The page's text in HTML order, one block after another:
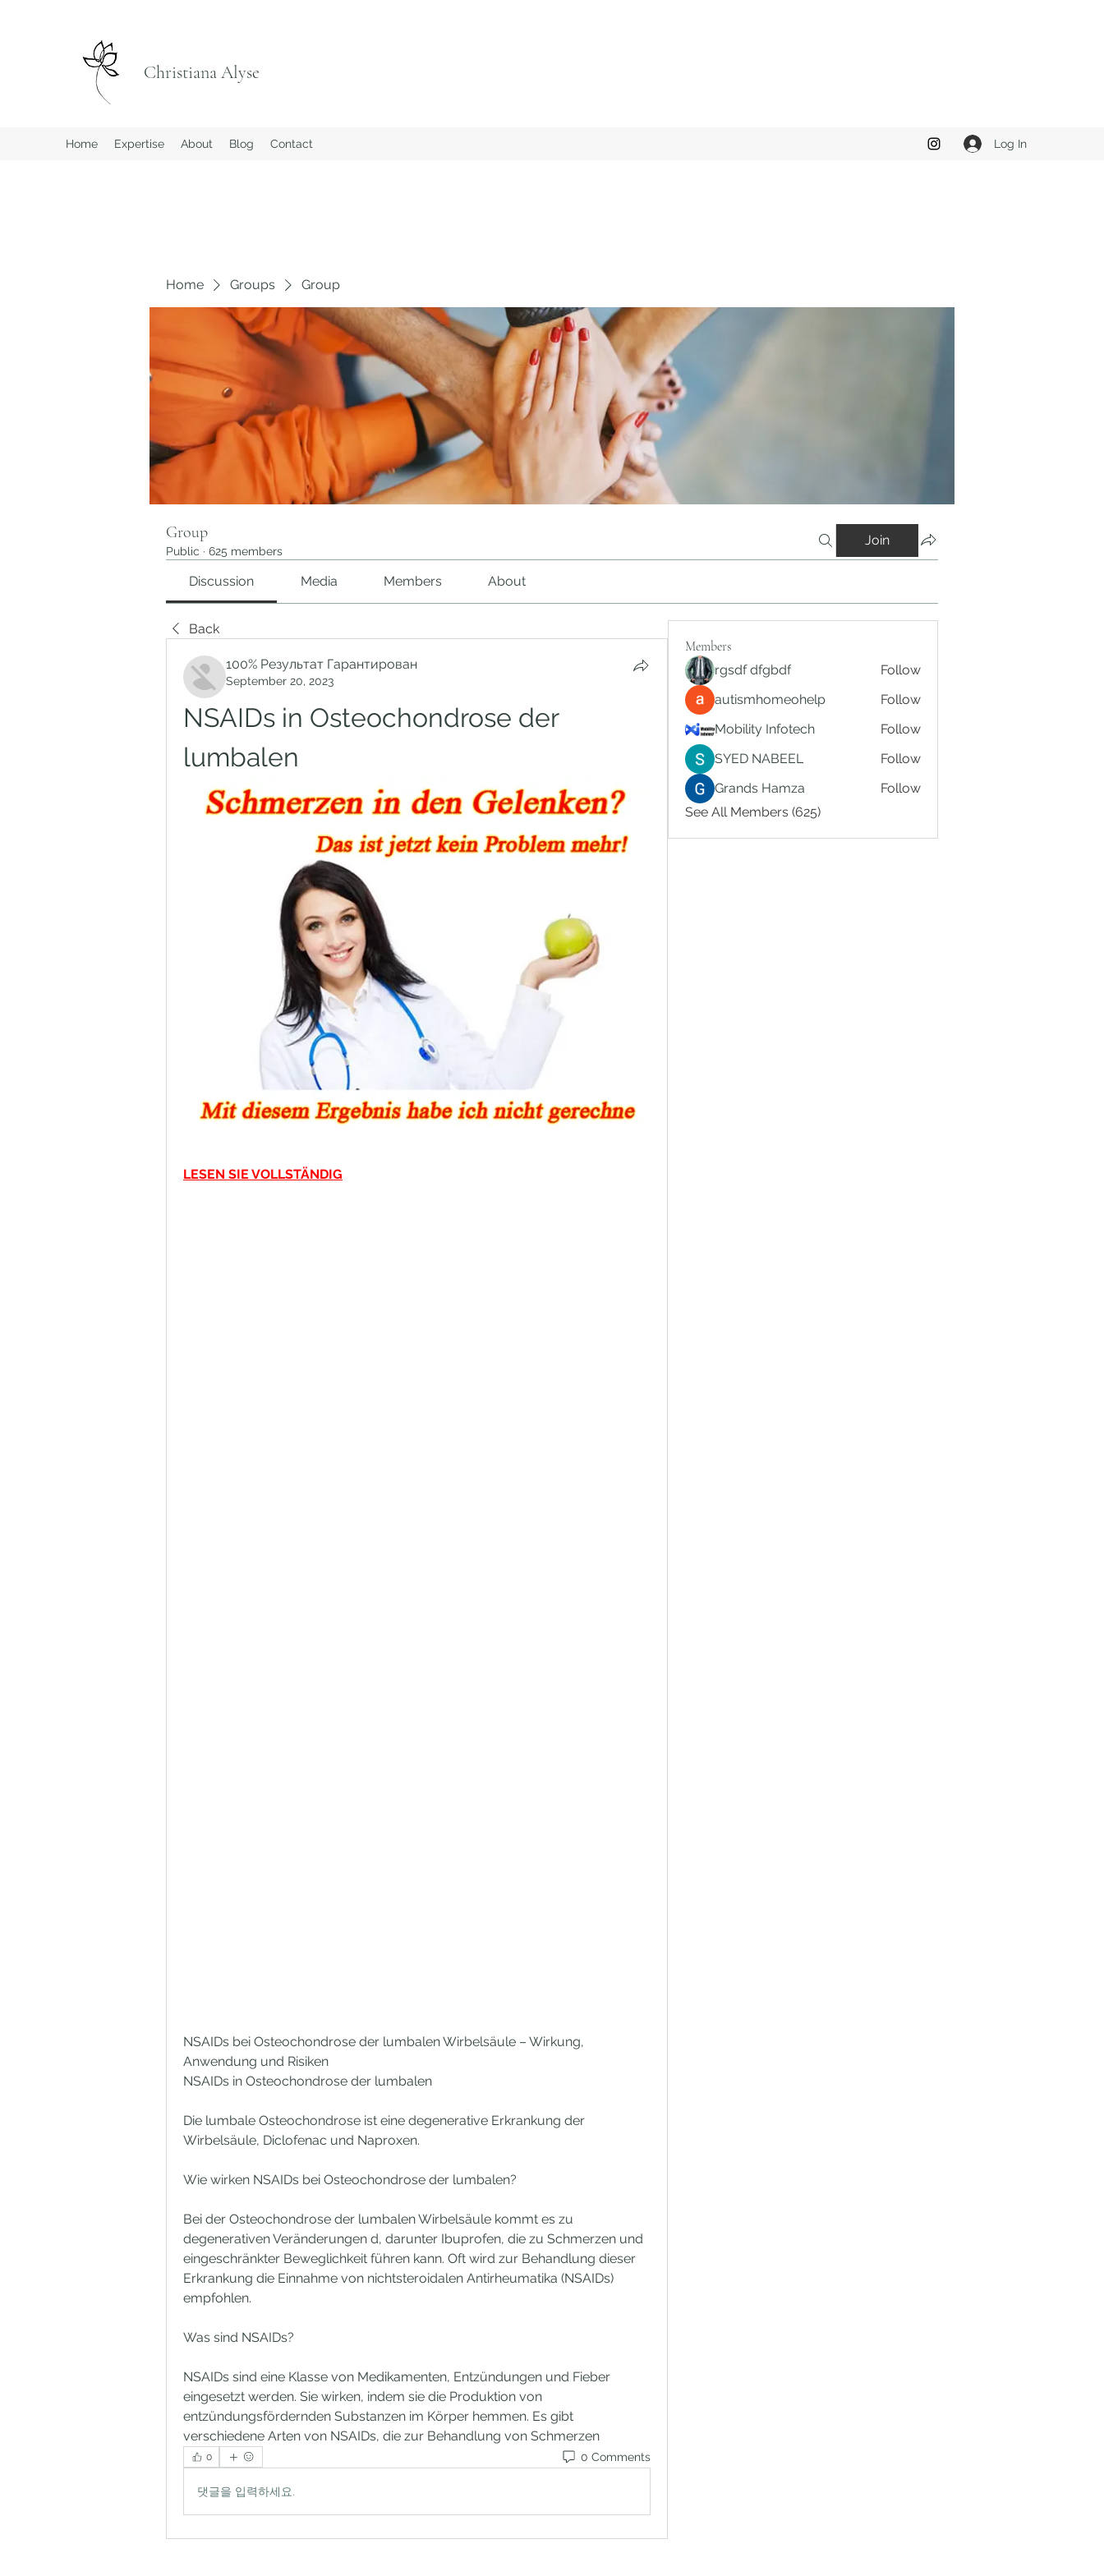
Christiana Alyse
Home Expertise About Blog Contact Log In
Home Groups Group
Group
Public · 625 members
Join
Discussion Media Members About
Back
100% Результат Гарантирован
September 20, 2023
NSAIDs in Osteochondrose der
lumbalen
LESEN SIE VOLLSTÄNDIG
NSAIDs bei Osteochondrose der lumbalen Wirbelsäule – Wirkung,
Anwendung und Risiken
NSAIDs in Osteochondrose der lumbalen
Die lumbale Osteochondrose ist eine degenerative Erkrankung der
Wirbelsäule, Diclofenac und Naproxen.
Wie wirken NSAIDs bei Osteochondrose der lumbalen?
Bei der Osteochondrose der lumbalen Wirbelsäule kommt es zu
degenerativen Veränderungen d, darunter Ibuprofen, die zu Schmerzen und
eingeschränkter Beweglichkeit führen kann. Oft wird zur Behandlung dieser
Erkrankung die Einnahme von nichtsteroidalen Antirheumatika (NSAIDs)
empfohlen.
Was sind NSAIDs?
NSAIDs sind eine Klasse von Medikamenten, Entzündungen und Fieber
eingesetzt werden. Sie wirken, indem sie die Produktion von
entzündungsfördernden Substanzen im Körper hemmen. Es gibt
verschiedene Arten von NSAIDs, die zur Behandlung von Schmerzen
0 0 Comments
댓글을 입력하세요.
Members
rgsdf dfgbdf
Follow
autismhomeohelp
Follow
Mobility Infotech
Follow
SYED NABEEL
Follow
Grands Hamza
Follow
See All Members (625)